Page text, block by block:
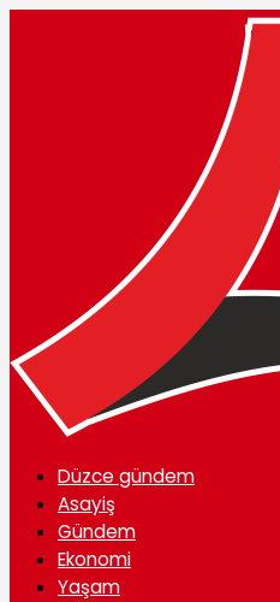
Düzce gündem
Asayiş
Gündem
Ekonomi
Yaşam